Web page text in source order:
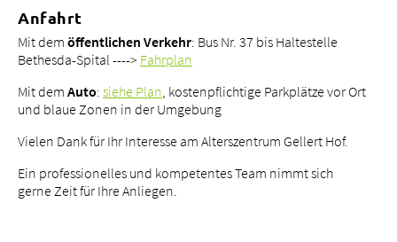
Anfahrt
Mit dem öffentlichen Verkehr: Bus Nr. 37 bis Haltestelle
Bethesda-Spital ----> Fahrplan
Mit dem Auto: siehe Plan, kostenpflichtige Parkplätze vor Ort
und blaue Zonen in der Umgebung
Vielen Dank für Ihr Interesse am Alterszentrum Gellert Hof.
Ein professionelles und kompetentes Team nimmt sich
gerne Zeit für Ihre Anliegen.